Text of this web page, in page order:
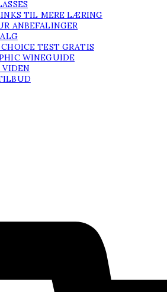
TIL MERE LÆRING
ANBEFALINGER
TEST GRATIS
WINEGUIDE
VIDEN